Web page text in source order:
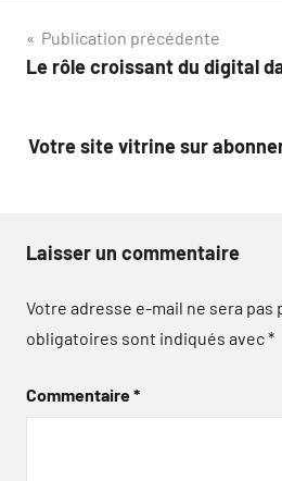
Navigation
de
Publication précédente
Le rôle croissant du digital
Votre site vitrine sur
Laisser un commentaire
Votre adresse e-mail ne sera pas
obligatoires sont indiqués avec*
Commentaire*